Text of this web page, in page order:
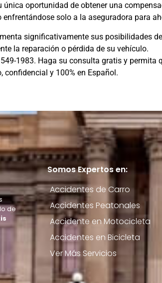
única oportunidad de obtener una
solo a la aseguradora para
significativamente sus posibilidades
la reparación o pérdida de su vehículo.
1983. Haga su consulta gratis y permita
confidencial y 100% en Español.
de
Somos Expertos en:
Accidentes de Carro
Accidentes Peatonales
Accidente en Motocicleta
Accidentes en Bicicleta
Ver Más Servicios